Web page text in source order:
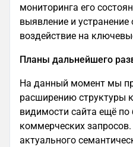
мониторинга его
выявление и
воздействие на
Планы дальнейшего
На данный момент мы
расширению структуры
видимости сайта ещё
коммерческих
актуального